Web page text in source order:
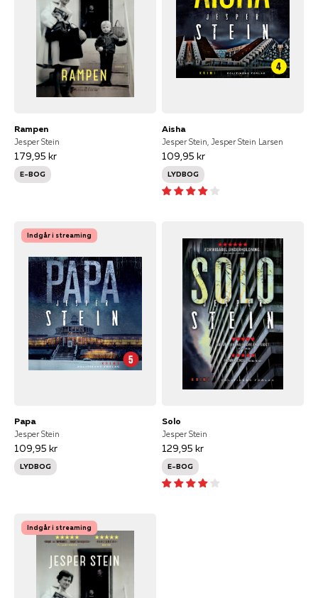
Rampen
Jesper Stein
179,95 kr
E-BOG
Aisha
Jesper Stein, Jesper Stein Larsen
109,95 kr
LYDBOG
Indgår i streaming
Papa
Jesper Stein
109,95 kr
LYDBOG
Solo
Jesper Stein
129,95 kr
E-BOG
Indgår i streaming